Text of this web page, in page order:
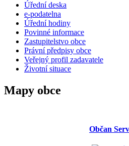
Úřední deska
e-podatelna
Úřední hodiny
Povinné informace
Zastupitelstvo obce
Právní předpisy obce
Veřejný profil zadavatele
Životní situace
Mapy obce
Občan